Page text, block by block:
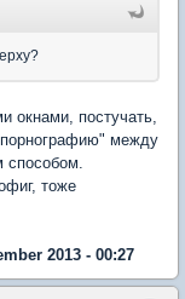
окнами, постучать,
между
способом.
тоже
2013 - 00:27